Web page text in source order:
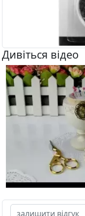
Дивіться відео